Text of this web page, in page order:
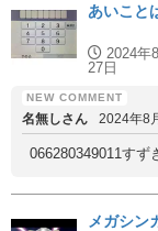
あいこと
2024年
27日
名無しさん 2024年8
066280349011すず
メガシン